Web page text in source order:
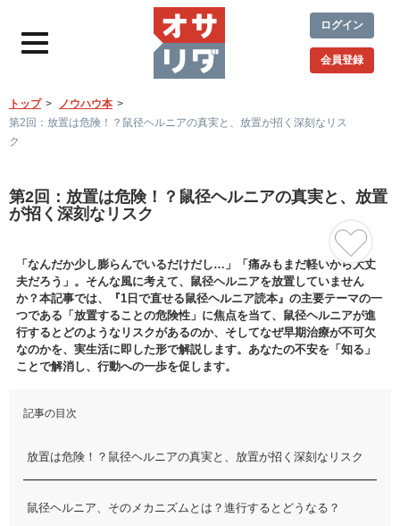
ログイン
会員登録
トップ
ノウハウ本
第2回：放置は危険！？鼠径ヘルニアの真実と、放置が招く深刻なリス
ク
第2回：放置は危険！？鼠径ヘルニアの真実と、放置
が招く深刻なリスク
「なんだか少し膨らんでいるだけだし…」「痛みもまだ軽いから大丈
夫だろう」。そんな風に考えて、鼠径ヘルニアを放置していません
か？本記事では、『1日で直せる鼠径ヘルニア読本』の主要テーマの一
つである「放置することの危険性」に焦点を当て、鼠径ヘルニアが進
行するとどのようなリスクがあるのか、そしてなぜ早期治療が不可欠
なのかを、実生活に即した形で解説します。あなたの不安を「知る」
ことで解消し、行動への一歩を促します。
記事の目次
放置は危険！？鼠径ヘルニアの真実と、放置が招く深刻なリスク
鼠径ヘルニア、そのメカニズムとは？進行するとどうなる？